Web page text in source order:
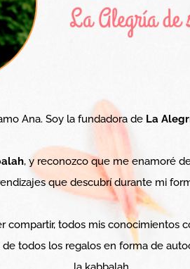
Ana. Soy la fundadora de La
, y reconozco que me enamoré
que descubrí durante mi
compartir, todos mis conocimientos
todos los regalos en forma de